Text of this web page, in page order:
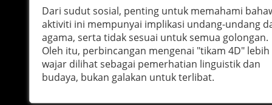
Dari sudut sosial, penting untuk memahami
aktiviti ini mempunyai implikasi undang-undang
agama, serta tidak sesuai untuk semua golongan.
Oleh itu, perbincangan mengenai "tikam 4D" lebih
wajar dilihat sebagai pemerhatian linguistik dan
budaya, bukan galakan untuk terlibat.